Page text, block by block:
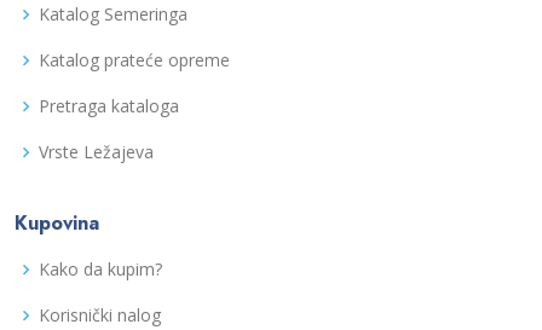
Katalog Semeringa
Katalog prateće opreme
Pretraga kataloga
Vrste Ležajeva
Kupovina
Kako da kupim?
Korisnički nalog